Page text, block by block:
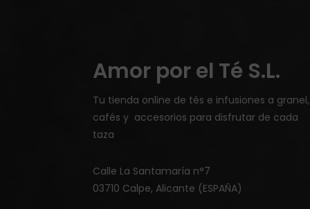
Amor por el Té S.L.
Tu tienda online de tés e infusiones a granel,
cafés y accesorios para disfrutar de cada
taza
Calle La Santamaría n°7
03710 Calpe, Alicante (ESPAÑA)